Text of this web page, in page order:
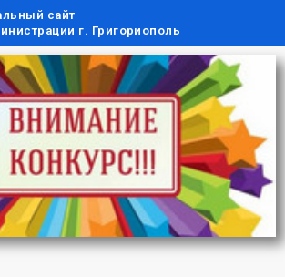
сайт
г. Григориополь